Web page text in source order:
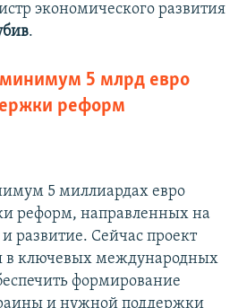
экономического развития
.
минимум 5 млрд евро
реформ
5 миллиардах евро
реформ, направленных на
развитие. Сейчас проект
в ключевых международных
формирование
и нужной поддержки